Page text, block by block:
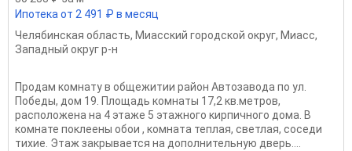
Ипотека от 2 491 ₽ в месяц
Челябинская область, Миасский городской округ, Миасс,
Западный округ р-н
Продам комнату в общежитии район Автозавода по ул.
Победы, дом 19. Площадь комнаты 17,2 кв.метров,
расположена на 4 этаже 5 этажного кирпичного дома. В
комнате поклеены обои , комната теплая, светлая, соседи
тихие. Этаж закрывается на дополнительную дверь....